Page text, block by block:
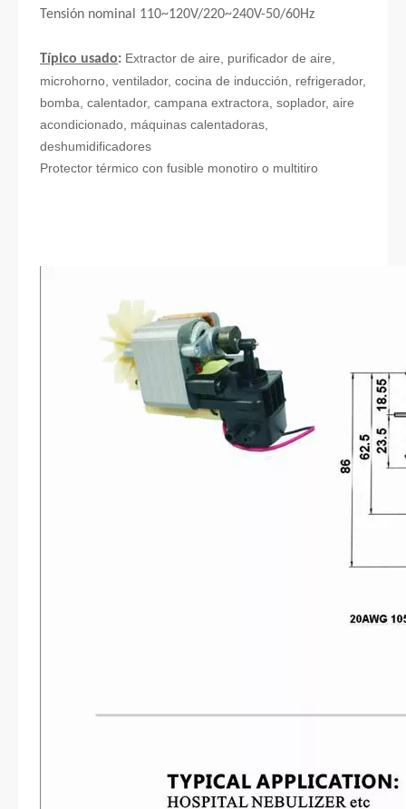
Tensión nominal 110~120V/220~240V-50/60Hz
Típico usado: Extractor de aire, purificador de aire,
microhorno, ventilador, cocina de inducción, refrigerador,
bomba, calentador, campana extractora, soplador, aire
acondicionado, máquinas calentadoras,
deshumidificadores
Protector térmico con fusible monotiro o multitiro